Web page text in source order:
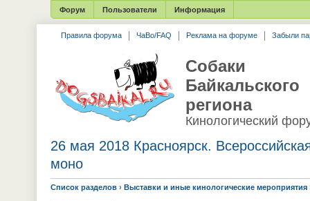
Форум Пользователи Информация
Правила форума ЧаВо/FAQ Реклама на форуме Забыли
Собаки
Байкальского
региона
Кинологический
26 мая 2018 Красноярск.
моно
Список разделов › Выставки и иные кинологические мероприятия